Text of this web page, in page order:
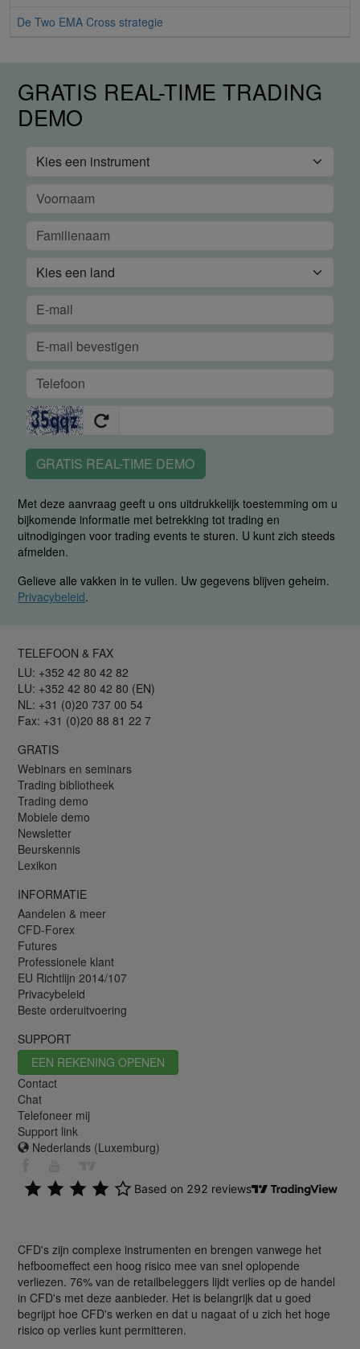
De Two EMA Cross strategie
GRATIS REAL-TIME TRADING
DEMO
GRATIS REAL-TIME DEMO
Met deze aanvraag geeft u ons uitdrukkelijk toestemming om u
bijkomende informatie met betrekking tot trading en
uitnodigingen voor trading events te sturen. U kunt zich steeds
afmelden.
Gelieve alle vakken in te vullen. Uw gegevens blijven geheim.
Privacybeleid.
TELEFOON & FAX
LU: +352 42 80 42 82
LU: +352 42 80 42 80 (EN)
NL: +31 (0)20 737 00 54
Fax: +31 (0)20 88 81 22 7
GRATIS
Webinars en seminars
Trading bibliotheek
Trading demo
Mobiele demo
Newsletter
Beurskennis
Lexikon
INFORMATIE
Aandelen & meer
CFD-Forex
Futures
Professionele klant
EU Richtlijn 2014/107
Privacybeleid
Beste orderuitvoering
SUPPORT
EEN REKENING OPENEN
Contact
Chat
Telefoneer mij
Support link
Nederlands (Luxemburg)
CFD's zijn complexe instrumenten en brengen vanwege het
hefboomeffect een hoog risico mee van snel oplopende
verliezen. 76% van de retailbeleggers lijdt verlies op de handel
in CFD's met deze aanbieder. Het is belangrijk dat u goed
begrijpt hoe CFD's werken en dat u nagaat of u zich het hoge
risico op verlies kunt permitteren.